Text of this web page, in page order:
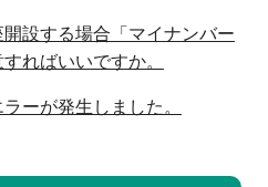
設する場合「マイナンバー
ればいいですか。
ーが発生しました。